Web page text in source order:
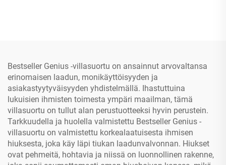
Bestseller Genius -villasuortu on ansainnut arvovaltansa
erinomaisen laadun, monikäyttöisyyden ja
asiakastyytyväisyyden yhdistelmällä. Ihastuttuina
lukuisien ihmisten toimesta ympäri maailman, tämä
villasuortu on tullut alan perustuotteeksi hyvin perustein.
Tarkkuudella ja huolella valmistettu Bestseller Genius -
villasuortu on valmistettu korkealaatuisesta ihmisen
hiuksesta, joka käy läpi tiukan laadunvalvonnan. Hiukset
ovat pehmeitä, hohtavia ja niissä on luonnollinen rakenne,